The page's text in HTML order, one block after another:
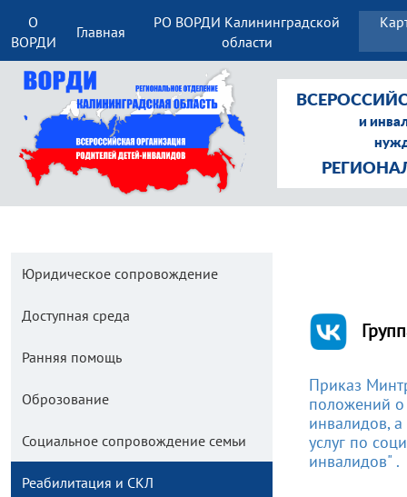
и
О
ВОРДИ
Главная
РО ВОРДИ Калининградской
области
Юридическое сопровождение
Доступная среда
Ранняя помощь
Оброзование
Социальное сопровождение семьи
Реабилитация и СКЛ
Приказ
положений
инвалидов,
услуг по
инвалидов" .